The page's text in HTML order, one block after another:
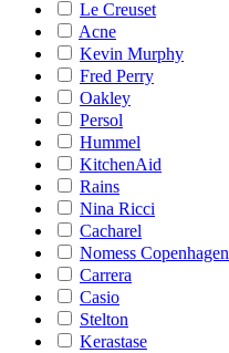
Le Creuset
Acne
Kevin Murphy
Fred Perry
Oakley
Persol
Hummel
KitchenAid
Rains
Nina Ricci
Cacharel
Nomess Copenhagen
Carrera
Casio
Stelton
Kerastase